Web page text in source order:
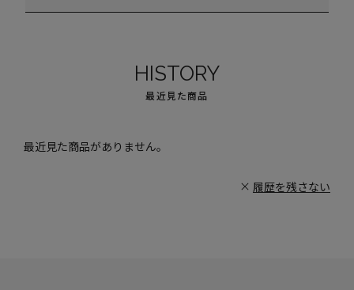
HISTORY
最近見た商品
最近見た商品がありません。
履歴を残さない